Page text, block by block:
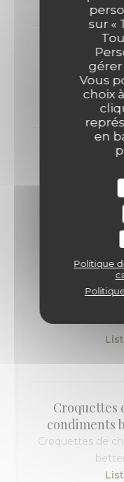
sur «
gérer
Vous
choix
en
Politique
Œufs
Friture
Friture
Croquettes
Croquettes
condiments
Croquettes de